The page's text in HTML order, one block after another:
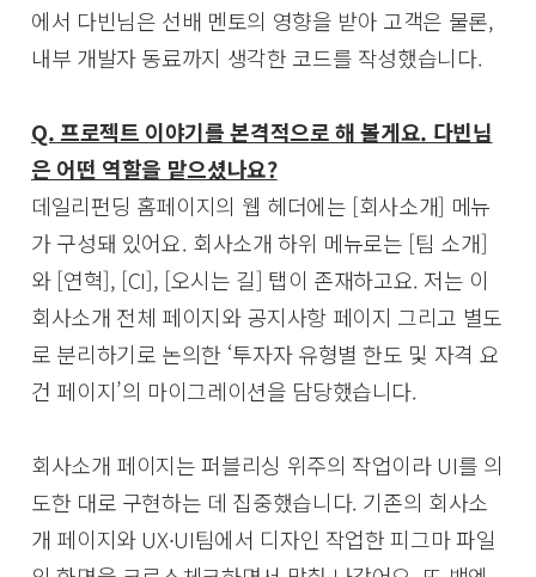
에서 다빈님은 선배 멘토의 영향을 받아 고객은 물론,
내부 개발자 동료까지 생각한 코드를 작성했습니다.
Q. 프로젝트 이야기를 본격적으로 해 볼게요. 다빈님
은 어떤 역할을 맡으셨나요?
데일리펀딩 홈페이지의 웹 헤더에는 [회사소개] 메뉴
가 구성돼 있어요. 회사소개 하위 메뉴로는 [팀 소개]
와 [연혁], [CI], [오시는 길] 탭이 존재하고요. 저는 이
회사소개 전체 페이지와 공지사항 페이지 그리고 별도
로 분리하기로 논의한 ‘투자자 유형별 한도 및 자격 요
건 페이지’의 마이그레이션을 담당했습니다.
회사소개 페이지는 퍼블리싱 위주의 작업이라 UI를 의
도한 대로 구현하는 데 집중했습니다. 기존의 회사소
개 페이지와 UX∙UI팀에서 디자인 작업한 피그마 파일